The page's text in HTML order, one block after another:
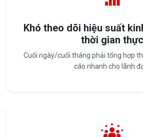
Khó theo dõi hiệu suất
thời gian thực
Cuối ngày/cuối tháng phải tổng hợp
cáo nhanh cho lãnh